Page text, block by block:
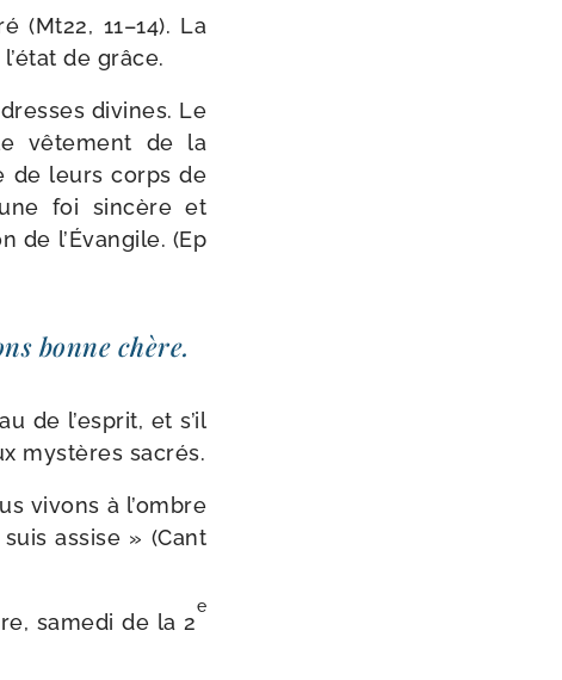
11–14). La
de grâce.
divines. Le
vête­ment de la
de leurs corps de
foi sin­cère et
de l’Évangile. (Ep
bonne chère.
de l’esprit, et s’il
mys­tères sacrés.
vivons à l’ombre
assise » (Cant
same­di de la 2
e